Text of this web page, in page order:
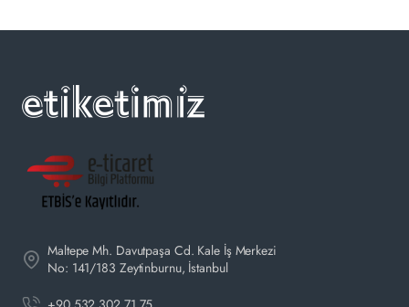
Maltepe Mh. Davutpaşa Cd. Kale İş Merkezi
No: 141/183 Zeytinburnu, İstanbul